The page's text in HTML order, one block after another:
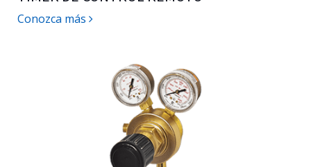
Conozca más